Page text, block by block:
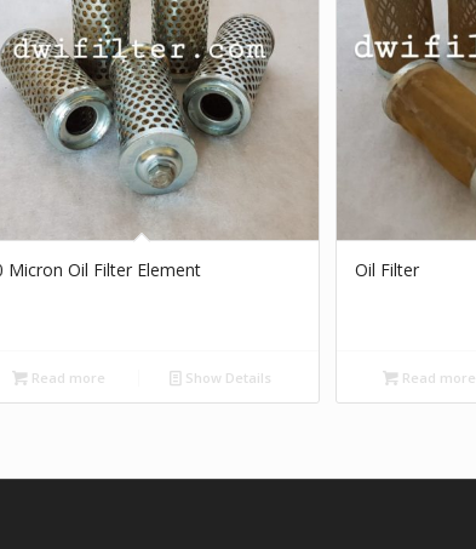
Micron Oil Filter Element
Read more Show Details
Oil Filter
Read more